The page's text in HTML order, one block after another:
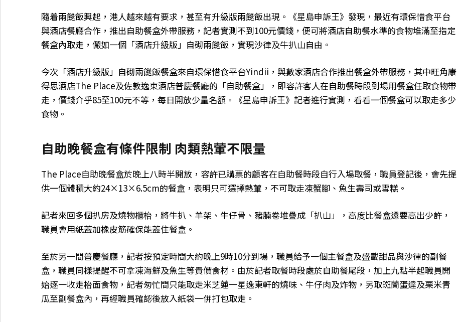
隨着兩餸飯興起，港人越來越有要求，甚至有升級版兩餸飯出現。《星島申訴王》發現，最近有環保惜食平台
與酒店餐廳合作，推出自助餐盒外帶服務，記者實測不到100元價錢，便可將酒店自助餐水準的食物堆滿至指定
餐盒內取走，儼如一個「酒店升級版」自砌兩餸飯，實現沙律及牛扒山自由。
今次「酒店升級版」自砌兩餸飯餐盒來自環保惜食平台Yindii，與數家酒店合作推出餐盒外帶服務，其中旺角康
得思酒店The Place及佐敦逸東酒店普慶餐廳的「自助餐盒」，即容許客人在自助餐時段到場用餐盒任取食物帶
走，價錢介乎85至100元不等，每日開放少量名額。《星島申訴王》記者進行實測，看看一個餐盒可以取走多少
食物。
自助晚餐盒有條件限制 肉類熱葷不限量
The Place自助晚餐盒於晚上八時半開放，容許已購票的顧客在自助餐時段自行入場取餐，職員登記後，會先提
供一個體積大約24×13×6.5cm的餐盒，表明只可選擇熱葷，不可取走凍蟹腳、魚生壽司或雪糕。
記者來回多個扒房及燒物櫃枱，將牛扒、羊架、牛仔骨、豬腩卷堆疊成「扒山」，高度比餐盒還要高出少許，
職員會用紙蓋加橡皮筋確保能蓋住餐盒。
至於另一間普慶餐廳，記者按預定時間大約晚上9時10分到場，職員給予一個主餐盒及盛載甜品與沙律的副餐
盒，職員同樣提醒不可拿凍海鮮及魚生等貴價食材。由於記者取餐時段處於自助餐尾段，加上九點半起職員開
始逐一收走枱面食物，記者匆忙間只能取走米芝蓮一星逸東軒的燒味、牛仔肉及炸物，另取斑蘭蛋達及栗米青
瓜至副餐盒內，再經職員確認後放入紙袋一併打包取走。